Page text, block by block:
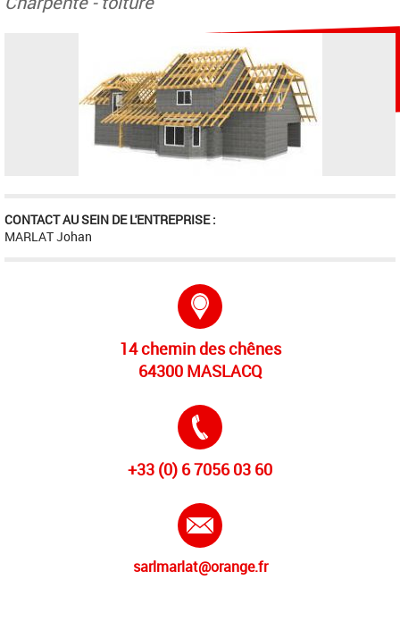
CONTACT AU SEIN DE L'ENTREPRISE :
MARLAT Johan
14 chemin des chênes
64300 MASLACQ
+33 (0) 6 7056 03 60
sarlmarlat@orange.fr